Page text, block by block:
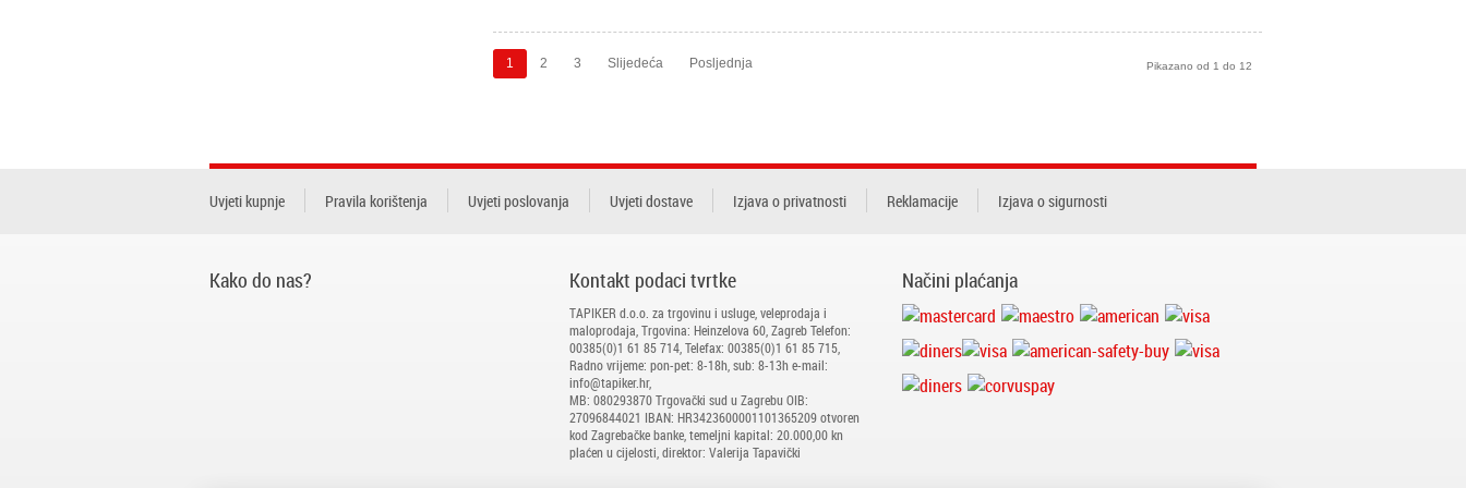
1 2 3 Slijedeća Posljednja Pikazano od 1 do 12
Uvjeti kupnje Pravila korištenja Uvjeti poslovanja Uvjeti dostave Izjava o privatnosti Reklamacije Izjava o sigurnosti
Kako do nas? Kontakt podaci tvrtke
TAPIKER d.o.o. za trgovinu i usluge, veleprodaja i
maloprodaja, Trgovina: Heinzelova 60, Zagreb Telefon:
00385(0)1 61 85 714, Telefax: 00385(0)1 61 85 715,
Radno vrijeme: pon-pet: 8-18h, sub: 8-13h e-mail:
info@tapiker.hr,
MB: 080293870 Trgovački sud u Zagrebu OIB:
27096844021 IBAN: HR3423600001101365209 otvoren
kod Zagrebačke banke, temeljni kapital: 20.000,00 kn
plaćen u cijelosti, direktor: Valerija Tapavički
Načini plaćanja